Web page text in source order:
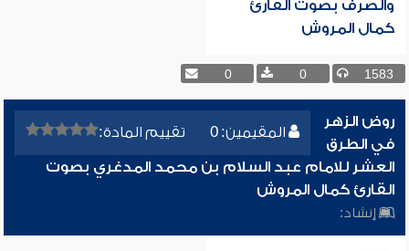
والصرف بصوت القارئ
كمال المروش
1583
0
0
المقيمين: 0 تقييم المادة:
روض الزهر
في الطرق
العشر للامام عبد السلام بن محمد المدغري بصوت
القارئ كمال المروش
إنشاد: